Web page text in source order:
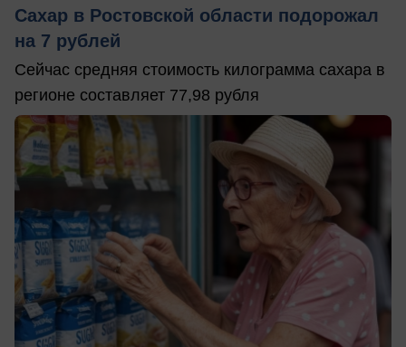
Сахар в Ростовской области подорожал
на 7 рублей
Сейчас средняя стоимость килограмма сахара в
регионе составляет 77,98 рубля